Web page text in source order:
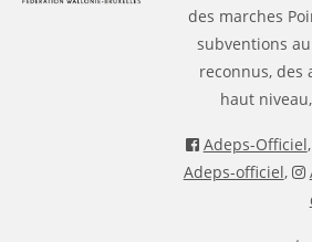
des marches
subventions
reconnus, des
haut
Adeps-Officiel,
Adeps-officiel,